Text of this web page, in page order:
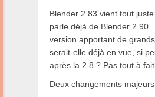
Blender 2.83 vient tout
parle déjà de Blender
version apportant de
serait-elle déjà en vue, si
après la 2.8 ? Pas tout à
Deux changements